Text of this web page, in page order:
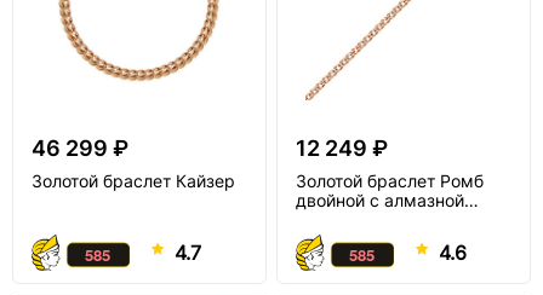
46 299 ₽
Золотой браслет Кайзер
4.7
12 249 ₽
Золотой браслет Ромб
двойной с алмазной
4.6